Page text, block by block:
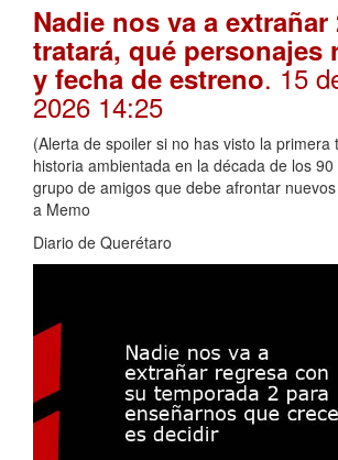
Nadie nos va a
tratará, qué personajes
y fecha de estreno. 15
2026 14:25
(Alerta de spoiler si no has visto la primera
historia ambientada en la década de los
grupo de amigos que debe afrontar
a Memo
Diario de Querétaro